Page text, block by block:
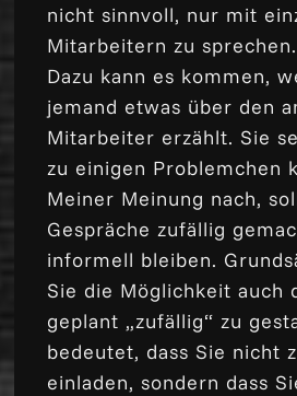
nicht sinnvoll, nur mit
Mitarbeitern zu
Dazu kann es kommen,
jemand etwas über den
Mitarbeiter erzählt. Sie
zu einigen Problemchen
Meiner Meinung nach,
Gespräche zufällig
informell bleiben.
Sie die Möglichkeit auch
geplant „zufällig“ zu
bedeutet, dass Sie nicht
einladen, sondern dass